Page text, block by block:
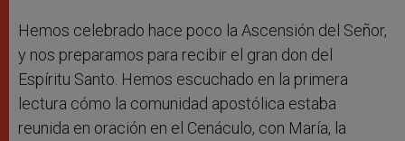
Hemos celebrado hace poco la Ascensión del Señor,
y nos preparamos para recibir el gran don del
Espíritu Santo. Hemos escuchado en la primera
lectura cómo la comunidad apostólica estaba
reunida en oración en el Cenáculo, con María, la